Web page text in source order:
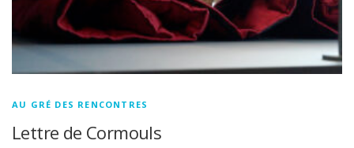
AU GRÉ DES RENCONTRES
Lettre de Cormouls